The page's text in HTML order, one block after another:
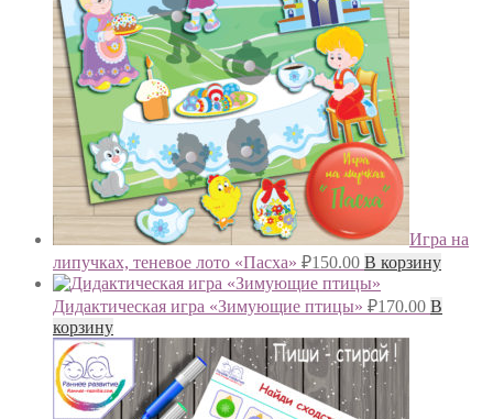
Игра на
липучках, теневое лото «Пасха» ₽150.00 В корзину
Дидактическая игра «Зимующие птицы» ₽170.00 В
корзину